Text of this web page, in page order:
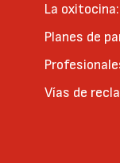
La
Planes de
Vías de